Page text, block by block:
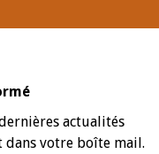
dernières actualités
dans votre boîte mail.